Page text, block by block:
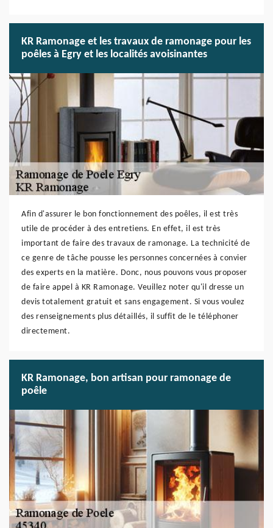
KR Ramonage et les travaux de ramonage pour les
poêles à Egry et les localités avoisinantes
Afin d'assurer le bon fonctionnement des poêles, il est très
utile de procéder à des entretiens. En effet, il est très
important de faire des travaux de ramonage. La technicité de
ce genre de tâche pousse les personnes concernées à convier
des experts en la matière. Donc, nous pouvons vous proposer
de faire appel à KR Ramonage. Veuillez noter qu'il dresse un
devis totalement gratuit et sans engagement. Si vous voulez
des renseignements plus détaillés, il suffit de le téléphoner
directement.
KR Ramonage, bon artisan pour ramonage de
poêle